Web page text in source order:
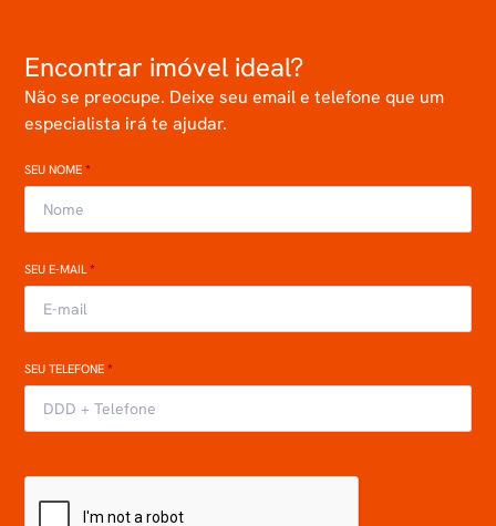
Encontrar imóvel ideal?
Não se preocupe. Deixe seu email e telefone que um
especialista irá te ajudar.
SEU NOME*
SEU E-MAIL*
SEU TELEFONE*